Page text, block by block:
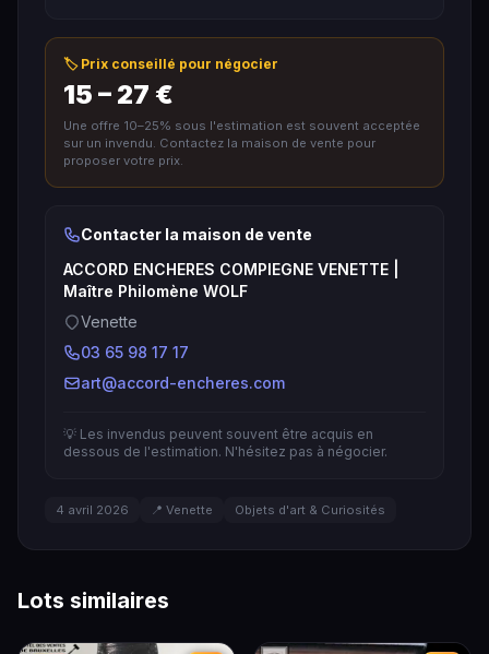
🏷️ Prix conseillé pour négocier
15 – 27 €
Une offre 10–25% sous l'estimation est souvent acceptée
sur un invendu. Contactez la maison de vente pour
proposer votre prix.
Contacter la maison de vente
ACCORD ENCHERES COMPIEGNE VENETTE |
Maître Philomène WOLF
Venette
03 65 98 17 17
art@accord-encheres.com
💡 Les invendus peuvent souvent être acquis en
dessous de l'estimation. N'hésitez pas à négocier.
4 avril 2026 📍 Venette Objets d'art & Curiosités
Lots similaires